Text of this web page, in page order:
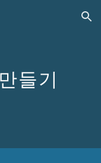
Skip to navigation
들기